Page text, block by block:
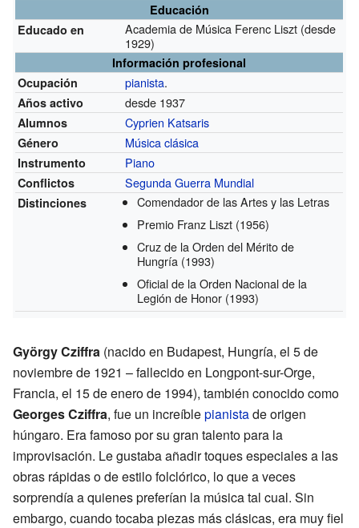
Educación
Educado en
Academia de Música Ferenc Liszt (desde
1929)
Información profesional
Ocupación
pianista.
Años activo desde 1937
Alumnos Cyprien Katsaris
Género Música clásica
Instrumento Piano
Conflictos Segunda Guerra Mundial
Distinciones
Comendador de las Artes y las Letras
Premio Franz Liszt (1956)
Cruz de la Orden del Mérito de
Hungría (1993)
Oficial de la Orden Nacional de la
Legión de Honor (1993)
György Cziffra (nacido en Budapest, Hungría, el 5 de
noviembre de 1921 – fallecido en Longpont-sur-Orge,
Francia, el 15 de enero de 1994), también conocido como
Georges Cziffra, fue un increíblepianistade origen
húngaro. Era famoso por su gran talento para la
improvisación. Le gustaba añadir toques especiales a las
obras rápidas o de estilo folclórico, lo que a veces
sorprendía a quienes preferían la música tal cual. Sin
embargo, cuando tocaba piezas más clásicas, era muy fiel